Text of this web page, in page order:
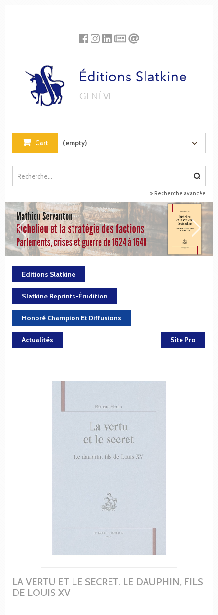
Cart (empty)
Recherche avancée
Editions Slatkine
Slatkine Reprints-Érudition
Honoré Champion Et Diffusions
Actualités Site Pro
LA VERTU ET LE SECRET. LE DAUPHIN, FILS
DE LOUIS XV